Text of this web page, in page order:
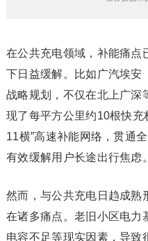
在公共充电领域，补能痛点
下日益缓解。比如广汽埃安
战略规划，不仅在北上广深
现了每平方公里约10根快充
11横”高速补能网络，贯通
有效缓解用户长途出行焦虑。
然而，与公共充电日趋成熟
在诸多痛点。老旧小区电力
电容不足等现实因素，导致